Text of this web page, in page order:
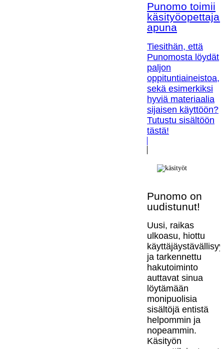
Punomo toimii
apuna
Tiesithän, että
Punomosta löydät
paljon
oppituntiaineistoa,
sekä esimerkiksi
hyviä materiaalia
sijaisen käyttöön?
Tutustu sisältöön
tästä!
Punomo on
uudistunut!
Uusi, raikas
ulkoasu, hiottu
ja tarkennettu
hakutoiminto
auttavat sinua
löytämään
monipuolisia
sisältöjä entistä
helpommin ja
nopeammin.
Käsityön